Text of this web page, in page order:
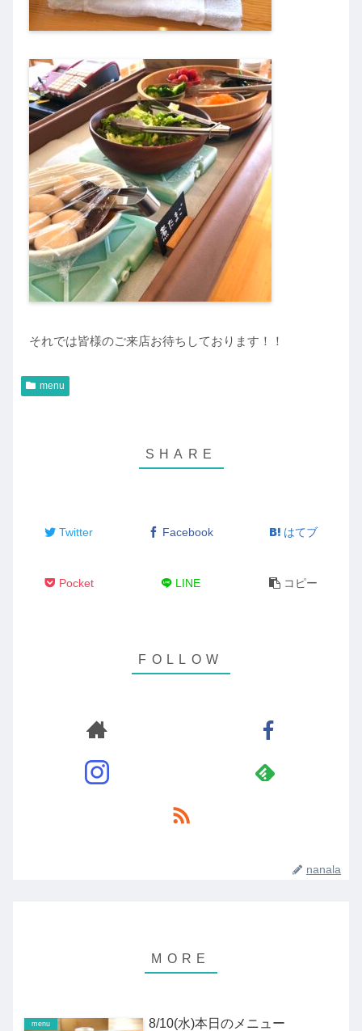
それでは皆様のご来店お待ちしております！！
menu
Twitter Facebook はてブ
Pocket LINE コピー
nanala
menu 8/10(水)本日のメニュー